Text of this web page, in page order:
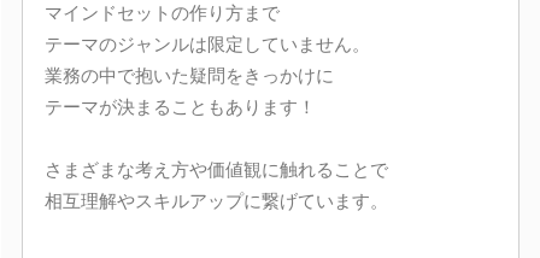
マインドセットの作り方まで
テーマのジャンルは限定していません。
業務の中で抱いた疑問をきっかけに
テーマが決まることもあります！
さまざまな考え方や価値観に触れることで
相互理解やスキルアップに繋げています。